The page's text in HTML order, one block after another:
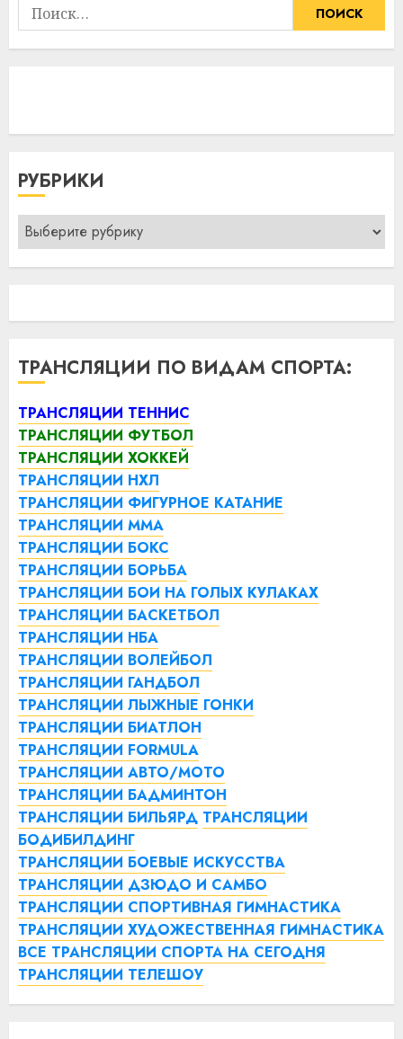
Найти:
РУБРИКИ
Рубрики
ТРАНСЛЯЦИИ ПО ВИДАМ СПОРТА:
ТРАНСЛЯЦИИ ТЕННИС
ТРАНСЛЯЦИИ ФУТБОЛ
ТРАНСЛЯЦИИ ХОККЕЙ
ТРАНСЛЯЦИИ НХЛ
ТРАНСЛЯЦИИ ФИГУРНОЕ КАТАНИЕ
ТРАНСЛЯЦИИ ММА
ТРАНСЛЯЦИИ БОКС
ТРАНСЛЯЦИИ БОРЬБА
ТРАНСЛЯЦИИ БОИ НА ГОЛЫХ КУЛАКАХ
ТРАНСЛЯЦИИ БАСКЕТБОЛ
ТРАНСЛЯЦИИ НБА
ТРАНСЛЯЦИИ ВОЛЕЙБОЛ
ТРАНСЛЯЦИИ ГАНДБОЛ
ТРАНСЛЯЦИИ ЛЫЖНЫЕ ГОНКИ
ТРАНСЛЯЦИИ БИАТЛОН
ТРАНСЛЯЦИИ FORMULA
ТРАНСЛЯЦИИ АВТО/МОТО
ТРАНСЛЯЦИИ БАДМИНТОН
ТРАНСЛЯЦИИ БИЛЬЯРД ТРАНСЛЯЦИИ
БОДИБИЛДИНГ
ТРАНСЛЯЦИИ БОЕВЫЕ ИСКУССТВА
ТРАНСЛЯЦИИ ДЗЮДО И САМБО
ТРАНСЛЯЦИИ СПОРТИВНАЯ ГИМНАСТИКА
ТРАНСЛЯЦИИ ХУДОЖЕСТВЕННАЯ ГИМНАСТИКА
ВСЕ ТРАНСЛЯЦИИ СПОРТА НА СЕГОДНЯ
ТРАНСЛЯЦИИ ТЕЛЕШОУ